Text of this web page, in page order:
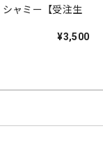
シャミー【受注生
¥3,500